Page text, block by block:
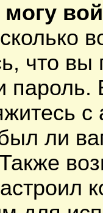
что
ли